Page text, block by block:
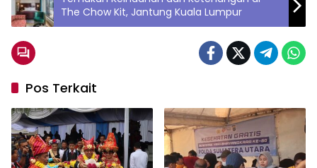
The Chow Kit, Jantung Kuala Lumpur
Pos Terkait